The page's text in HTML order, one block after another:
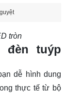
tròn
đèn tuýp
dễ hình dung
thực tế từ bộ